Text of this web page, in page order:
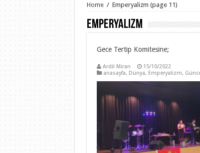
Home / Emperyalizm (page 11)
Emperyalizm
Gece Tertip Komitesine;
Ardil Miran
15/10/2022
anasayfa, Dünya, Emperyalizm,